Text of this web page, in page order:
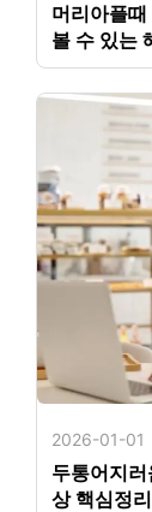
머리아플
볼 수 있는
2026-01-01
두통어지
상 핵심정리